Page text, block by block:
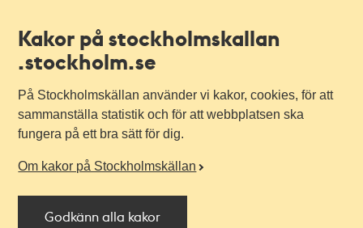
Kakor på stockholmskallan
.stockholm.se
På Stockholmskällan använder vi kakor, cookies, för att
sammanställa statistik och för att webbplatsen ska
fungera på ett bra sätt för dig.
Om kakor på Stockholmskällan
Godkänn alla kakor